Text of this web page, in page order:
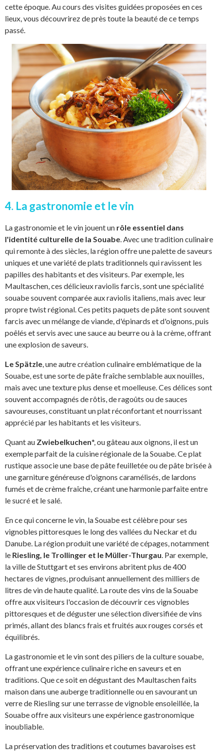
cette époque. Au cours des visites guidées proposées en ces
lieux, vous découvrirez de près toute la beauté de ce temps
passé.
4. La gastronomie et le vin
La gastronomie et le vin jouent un rôle essentiel dans
l'identité culturelle de la Souabe . Avec une tradition culinaire
qui remonte à des siècles, la région offre une palette de saveurs
uniques et une variété de plats traditionnels qui ravissent les
papilles des habitants et des visiteurs. Par exemple, les
Maultaschen, ces délicieux raviolis farcis, sont une spécialité
souabe souvent comparée aux raviolis italiens, mais avec leur
propre twist régional. Ces petits paquets de pâte sont souvent
farcis avec un mélange de viande, d'épinards et d'oignons, puis
poêlés et servis avec une sauce au beurre ou à la crème, offrant
une explosion de saveurs.
Le Spätzle , une autre création culinaire emblématique de la
Souabe, est une sorte de pâte fraîche semblable aux nouilles,
mais avec une texture plus dense et moelleuse. Ces délices sont
souvent accompagnés de rôtis, de ragoûts ou de sauces
savoureuses, constituant un plat réconfortant et nourrissant
apprécié par les habitants et les visiteurs.
Quant au Zwiebelkuchen*, ou gâteau aux oignons, il est un
exemple parfait de la cuisine régionale de la Souabe. Ce plat
rustique associe une base de pâte feuilletée ou de pâte brisée à
une garniture généreuse d'oignons caramélisés, de lardons
fumés et de crème fraîche, créant une harmonie parfaite entre
le sucré et le salé.
En ce qui concerne le vin, la Souabe est célèbre pour ses
vignobles pittoresques le long des vallées du Neckar et du
Danube. La région produit une variété de cépages, notamment
le Riesling, le Trollinger et le Müller-Thurgau . Par exemple,
la ville de Stuttgart et ses environs abritent plus de 400
hectares de vignes, produisant annuellement des milliers de
litres de vin de haute qualité. La route des vins de la Souabe
offre aux visiteurs l'occasion de découvrir ces vignobles
pittoresques et de déguster une sélection diversifiée de vins
primés, allant des blancs frais et fruités aux rouges corsés et
équilibrés.
La gastronomie et le vin sont des piliers de la culture souabe,
offrant une expérience culinaire riche en saveurs et en
traditions. Que ce soit en dégustant des Maultaschen faits
maison dans une auberge traditionnelle ou en savourant un
verre de Riesling sur une terrasse de vignoble ensoleillée, la
Souabe offre aux visiteurs une expérience gastronomique
inoubliable.
La préservation des traditions et coutumes bavaroises est